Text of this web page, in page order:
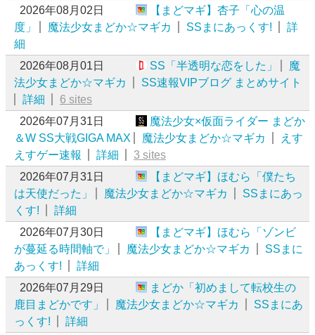
2026年08月02日
【まどマギ】杏子「心の温
度」
魔法少女まどか☆マギカ SSまにあっくす!
詳
細
2026年08月01日
SS「半透明な恋をした」
魔
法少女まどか☆マギカ
SS速報VIPブログ まとめサイト
詳細
6 sites
2026年07月31日
魔法少女×仮面ライダー まどか
＆W SS大戦GIGA MAX
魔法少女まどか☆マギカ
えす
えすゲー速報
詳細
3 sites
2026年07月31日
【まどマギ】ほむら「僕たち
は天使だった」
魔法少女まどか☆マギカ
SSまにあっ
くす!
詳細
2026年07月30日
【まどマギ】ほむら「ゾンビ
が蔓延る時間軸で」
魔法少女まどか☆マギカ
SSまに
あっくす!
詳細
2026年07月29日
まどか「初めまして転校生の
鹿目まどかです」
魔法少女まどか☆マギカ
SSまにあ
っくす!
詳細